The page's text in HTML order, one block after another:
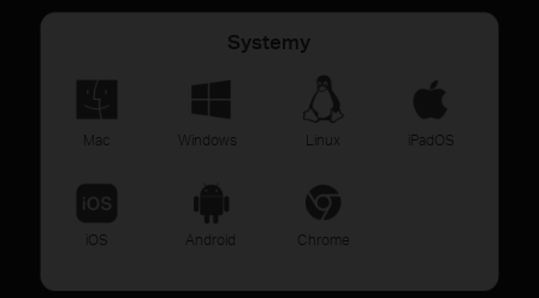
Systemy
Mac Windows Linux iPadOS
iOS Android Chrome